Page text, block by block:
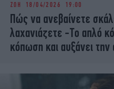
ΖΩΗ 18/04/2026 19:00
Πώς να ανεβαίνετε
λαχανιάζετε -Το απλό
κόπωση και αυξάνει την